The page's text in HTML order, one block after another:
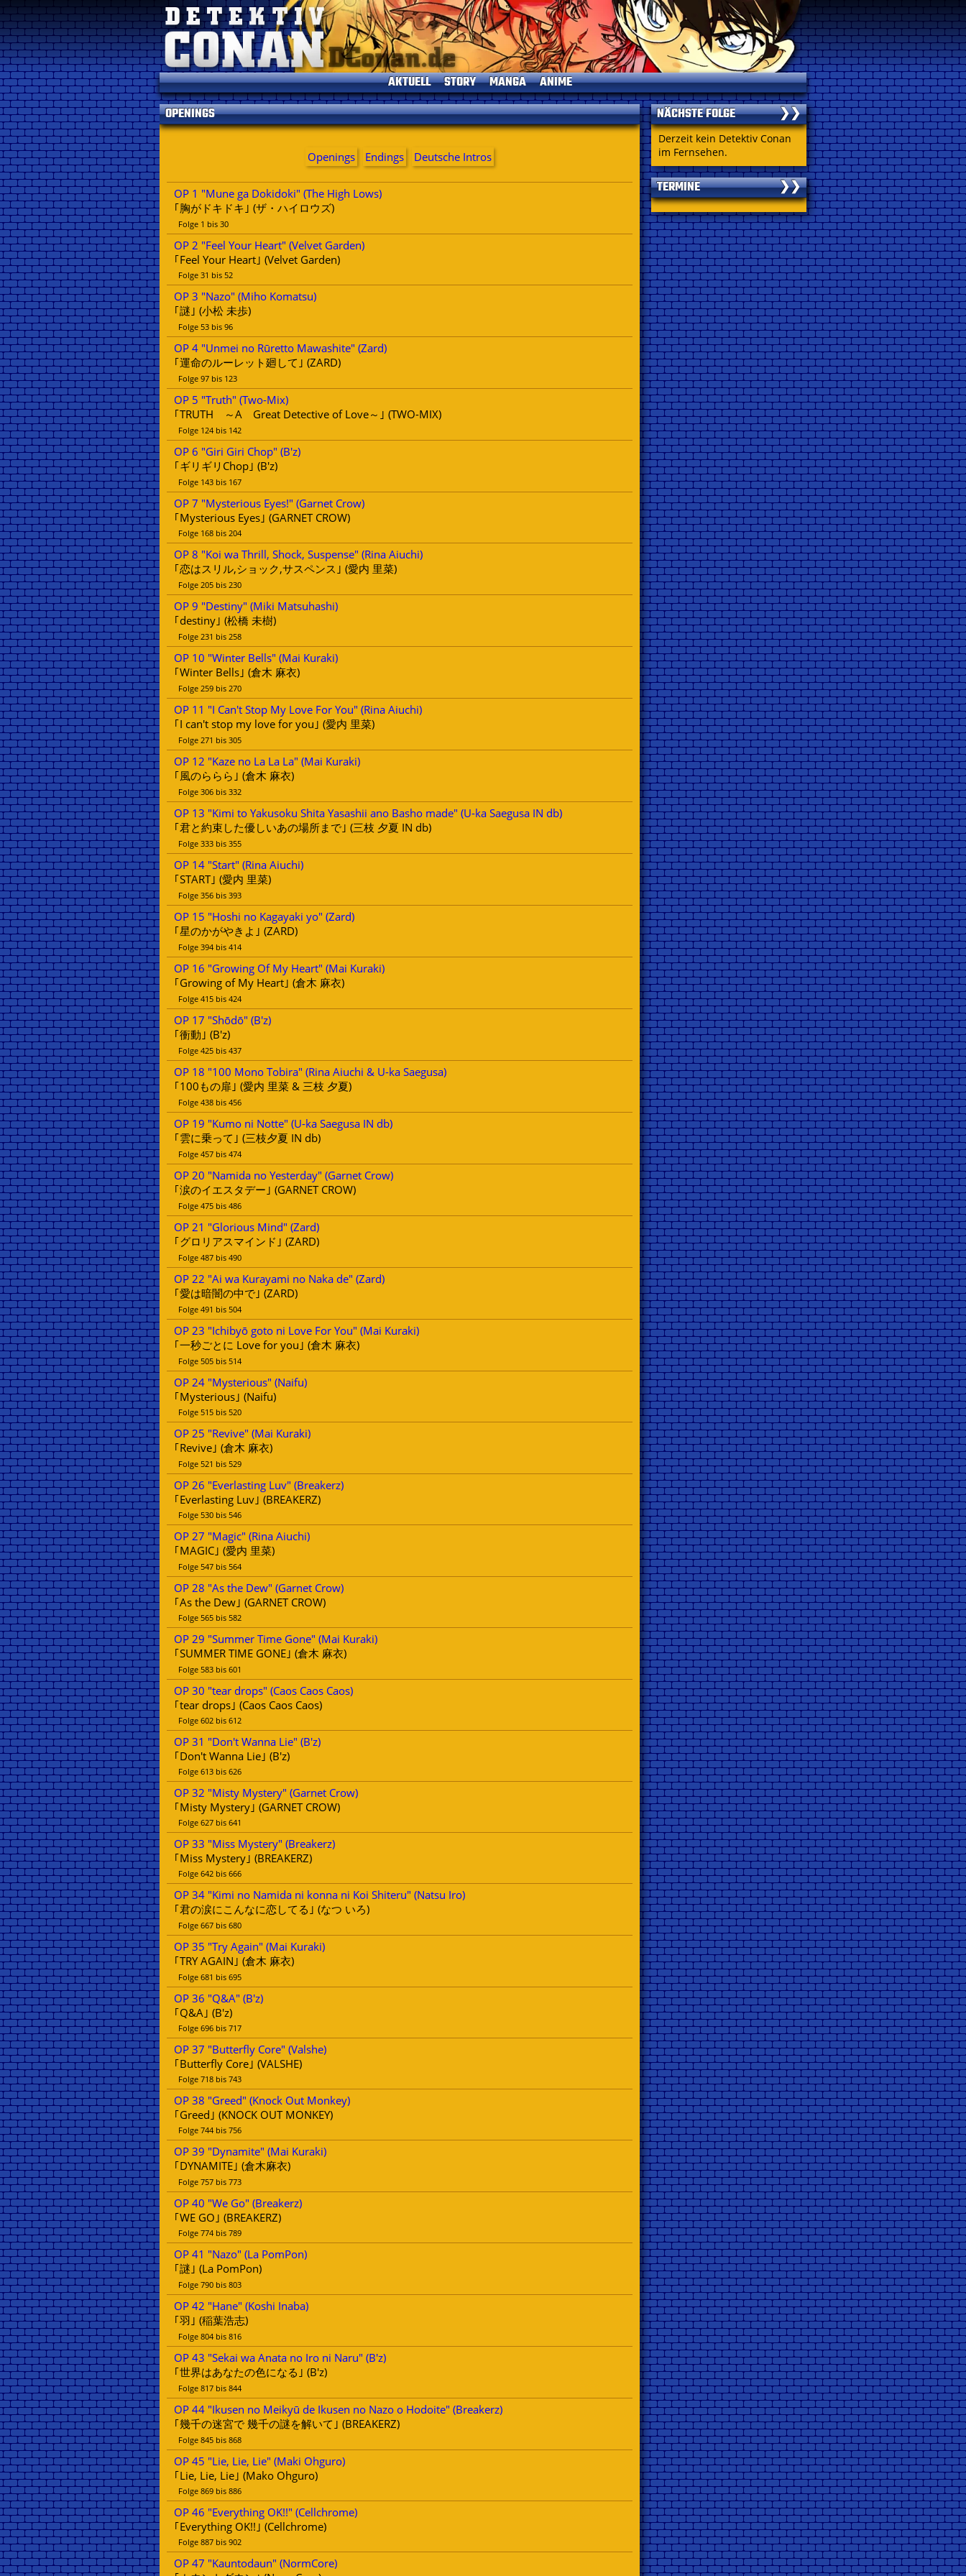
AKTUELL
News
TV-Programm
Umfragen
Seitenhistorie
Kontakt
STORY
Einleitung
Charaktere
Conan's Items
MANGA
Einleitung
Alle Bände
ANIME
Einleitung
Episoden
Musik
OPENINGS
Openings Endings Deutsche Intros
OP 1 "Mune ga Dokidoki" (The High Lows)
｢胸がドキドキ｣ (ザ・ハイロウズ)
Folge 1 bis 30
OP 2 "Feel Your Heart" (Velvet Garden)
｢Feel Your Heart｣ (Velvet Garden)
Folge 31 bis 52
OP 3 "Nazo" (Miho Komatsu)
｢謎｣ (小松 未歩)
Folge 53 bis 96
OP 4 "Unmei no Rūretto Mawashite" (Zard)
｢運命のルーレット廻して｣ (ZARD)
Folge 97 bis 123
OP 5 "Truth" (Two-Mix)
｢TRUTH ～A Great Detective of Love～｣ (TWO-MIX)
Folge 124 bis 142
OP 6 "Giri Giri Chop" (B'z)
｢ギリギリChop｣ (B'z)
Folge 143 bis 167
OP 7 "Mysterious Eyes!" (Garnet Crow)
｢Mysterious Eyes｣ (GARNET CROW)
Folge 168 bis 204
OP 8 "Koi wa Thrill, Shock, Suspense" (Rina Aiuchi)
｢恋はスリル,ショック,サスペンス｣ (愛内 里菜)
Folge 205 bis 230
OP 9 "Destiny" (Miki Matsuhashi)
｢destiny｣ (松橋 未樹)
Folge 231 bis 258
OP 10 "Winter Bells" (Mai Kuraki)
｢Winter Bells｣ (倉木 麻衣)
Folge 259 bis 270
OP 11 "I Can't Stop My Love For You" (Rina Aiuchi)
｢I can't stop my love for you｣ (愛内 里菜)
Folge 271 bis 305
OP 12 "Kaze no La La La" (Mai Kuraki)
｢風のららら｣ (倉木 麻衣)
Folge 306 bis 332
OP 13 "Kimi to Yakusoku Shita Yasashii ano Basho made" (U-ka Saegusa IN db)
｢君と約束した優しいあの場所まで｣ (三枝 夕夏 IN db)
Folge 333 bis 355
OP 14 "Start" (Rina Aiuchi)
｢START｣ (愛内 里菜)
Folge 356 bis 393
OP 15 "Hoshi no Kagayaki yo" (Zard)
｢星のかがやきよ｣ (ZARD)
Folge 394 bis 414
OP 16 "Growing Of My Heart" (Mai Kuraki)
｢Growing of My Heart｣ (倉木 麻衣)
Folge 415 bis 424
OP 17 "Shōdō" (B'z)
｢衝動｣ (B'z)
Folge 425 bis 437
OP 18 "100 Mono Tobira" (Rina Aiuchi & U-ka Saegusa)
｢100もの扉｣ (愛内 里菜 & 三枝 夕夏)
Folge 438 bis 456
OP 19 "Kumo ni Notte" (U-ka Saegusa IN db)
｢雲に乗って｣ (三枝夕夏 IN db)
Folge 457 bis 474
OP 20 "Namida no Yesterday" (Garnet Crow)
｢涙のイエスタデー｣ (GARNET CROW)
Folge 475 bis 486
OP 21 "Glorious Mind" (Zard)
｢グロリアスマインド｣ (ZARD)
Folge 487 bis 490
OP 22 "Ai wa Kurayami no Naka de" (Zard)
｢愛は暗闇の中で｣ (ZARD)
Folge 491 bis 504
OP 23 "Ichibyō goto ni Love For You" (Mai Kuraki)
｢一秒ごとに Love for you｣ (倉木 麻衣)
Folge 505 bis 514
OP 24 "Mysterious" (Naifu)
｢Mysterious｣ (Naifu)
Folge 515 bis 520
OP 25 "Revive" (Mai Kuraki)
｢Revive｣ (倉木 麻衣)
Folge 521 bis 529
OP 26 "Everlasting Luv" (Breakerz)
｢Everlasting Luv｣ (BREAKERZ)
Folge 530 bis 546
OP 27 "Magic" (Rina Aiuchi)
｢MAGIC｣ (愛内 里菜)
Folge 547 bis 564
OP 28 "As the Dew" (Garnet Crow)
｢As the Dew｣ (GARNET CROW)
Folge 565 bis 582
OP 29 "Summer Time Gone" (Mai Kuraki)
｢SUMMER TIME GONE｣ (倉木 麻衣)
Folge 583 bis 601
OP 30 "tear drops" (Caos Caos Caos)
｢tear drops｣ (Caos Caos Caos)
Folge 602 bis 612
OP 31 "Don't Wanna Lie" (B'z)
｢Don't Wanna Lie｣ (B'z)
Folge 613 bis 626
OP 32 "Misty Mystery" (Garnet Crow)
｢Misty Mystery｣ (GARNET CROW)
Folge 627 bis 641
OP 33 "Miss Mystery" (Breakerz)
｢Miss Mystery｣ (BREAKERZ)
Folge 642 bis 666
OP 34 "Kimi no Namida ni konna ni Koi Shiteru" (Natsu Iro)
｢君の涙にこんなに恋してる｣ (なつ いろ)
Folge 667 bis 680
OP 35 "Try Again" (Mai Kuraki)
｢TRY AGAIN｣ (倉木 麻衣)
Folge 681 bis 695
OP 36 "Q&A" (B'z)
｢Q&A｣ (B'z)
Folge 696 bis 717
OP 37 "Butterfly Core" (Valshe)
｢Butterfly Core｣ (VALSHE)
Folge 718 bis 743
OP 38 "Greed" (Knock Out Monkey)
｢Greed｣ (KNOCK OUT MONKEY)
Folge 744 bis 756
OP 39 "Dynamite" (Mai Kuraki)
｢DYNAMITE｣ (倉木麻衣)
Folge 757 bis 773
OP 40 "We Go" (Breakerz)
｢WE GO｣ (BREAKERZ)
Folge 774 bis 789
OP 41 "Nazo" (La PomPon)
｢謎｣ (La PomPon)
Folge 790 bis 803
OP 42 "Hane" (Koshi Inaba)
｢羽｣ (稲葉浩志)
Folge 804 bis 816
OP 43 "Sekai wa Anata no Iro ni Naru" (B'z)
｢世界はあなたの色になる｣ (B'z)
Folge 817 bis 844
OP 44 "Ikusen no Meikyū de Ikusen no Nazo o Hodoite" (Breakerz)
｢幾千の迷宮で 幾千の謎を解いて｣ (BREAKERZ)
Folge 845 bis 868
OP 45 "Lie, Lie, Lie" (Maki Ohguro)
｢Lie, Lie, Lie｣ (Mako Ohguro)
Folge 869 bis 886
OP 46 "Everything OK!!" (Cellchrome)
｢Everything OK!!｣ (Cellchrome)
Folge 887 bis 902
OP 47 "Kauntodaun" (NormCore)
❯❯
NÄCHSTE FOLGE
Derzeit kein Detektiv Conan
im Fernsehen.
❯❯
TERMINE